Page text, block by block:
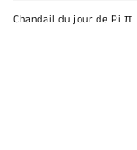
Chandail du jour de Pi π